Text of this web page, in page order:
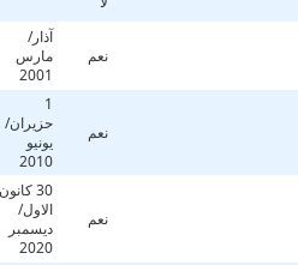
نعم
آذار/
مارس
2001
نعم
حزيران/
يونيو
2010
نعم
30 كانون
الاول/
ديسمبر
2020